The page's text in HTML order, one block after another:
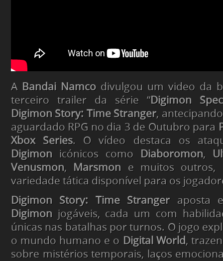
A Bandai Namco divulgou um video da
terceiro trailer da série “Digimon
Digimon Story: Time Stranger,
aguardado RPG no dia 3 de Outubro para
Xbox Series. O vídeo destaca os
Digimon icónicos como Diaboromon,
Venusmon, Marsmon e muitos outros,
variedade tática disponível para os
Digimon Story: Time Strangeraposta
Digimon jogáveis, cada um com
únicas nas batalhas por turnos. O jogo
o mundo humano e o Digital World,
sobre mistérios temporais, laços